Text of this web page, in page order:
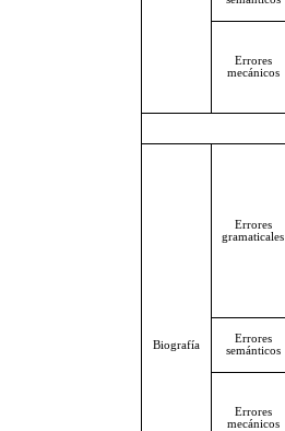
Errores
mecánicos
Biografía
Errores
gramaticales
Errores
semánticos
Errores
mecánicos